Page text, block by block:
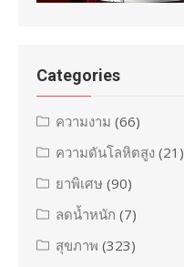
Categories
ความงาม (66)
ความดันโลหิตสูง (21)
ยาพิเศษ (90)
ลดน้ำหนัก (7)
สุขภาพ (323)